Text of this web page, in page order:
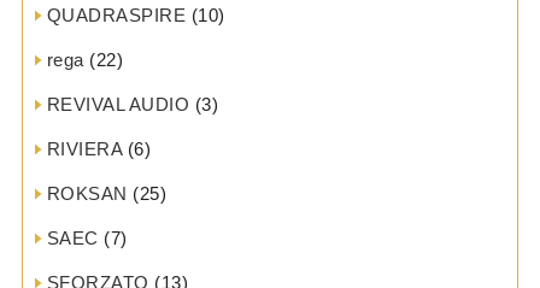
QUADRASPIRE (10)
rega (22)
REVIVAL AUDIO (3)
RIVIERA(6)
ROKSAN (25)
SAEC (7)
SFORZATO (13)